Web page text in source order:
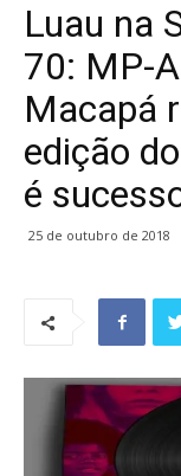
Luau na
70: MP-
Macapá
edição
é
25 de outubro de 2018